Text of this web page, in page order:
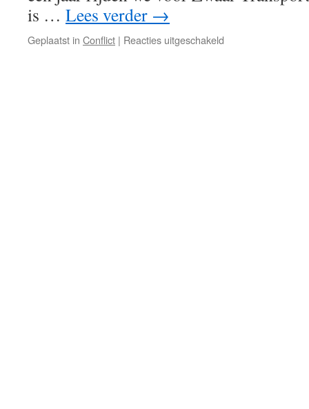
is … Lees verder →
Geplaatst in Conflict | Reacties uitgeschakeld